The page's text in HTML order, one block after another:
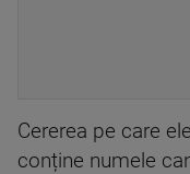
Cererea pe care
conține numele